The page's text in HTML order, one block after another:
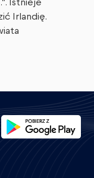
Istnieje
Irlandię.